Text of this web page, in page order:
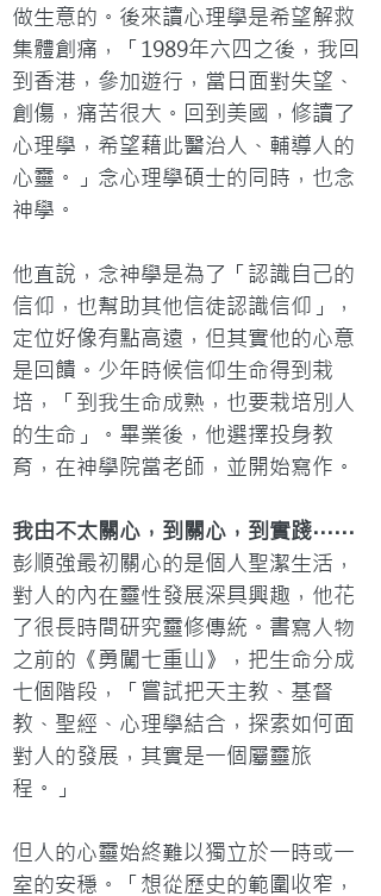
做生意的。後來讀心理學是希望解救
集體創痛，「1989年六四之後，我回
到香港，參加遊行，當日面對失望、
創傷，痛苦很大。回到美國，修讀了
心理學，希望藉此醫治人、輔導人的
心靈。」念心理學碩士的同時，也念
神學。
他直說，念神學是為了「認識自己的
信仰，也幫助其他信徒認識信仰」，
定位好像有點高遠，但其實他的心意
是回饋。少年時候信仰生命得到栽
培，「到我生命成熟，也要栽培別人
的生命」。畢業後，他選擇投身教
育，在神學院當老師，並開始寫作。
我由不太關心，到關心，到實踐⋯⋯
彭順強最初關心的是個人聖潔生活，
對人的內在靈性發展深具興趣，他花
了很長時間研究靈修傳統。書寫人物
之前的《勇闖七重山》，把生命分成
七個階段，「嘗試把天主教、基督
教、聖經、心理學結合，探索如何面
對人的發展，其實是一個屬靈旅
程。」
但人的心靈始終難以獨立於一時或一
室的安穩。「想從歷史的範圍收窄，